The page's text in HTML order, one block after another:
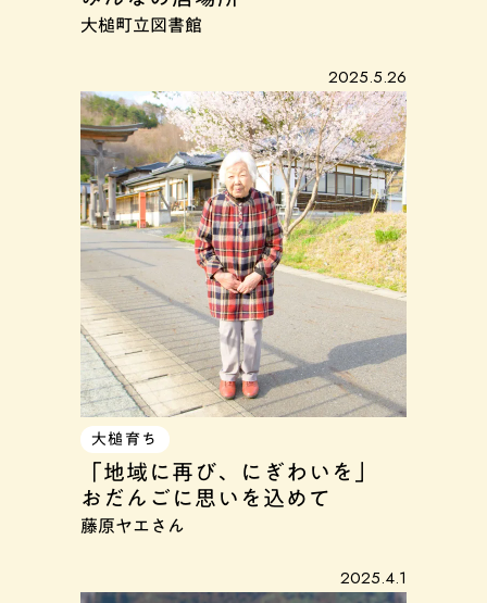
大槌町立図書館
2025.5.26
大槌育ち
「地域に再び、にぎわいを」
おだんごに思いを込めて
藤原ヤエさん
2025.4.1